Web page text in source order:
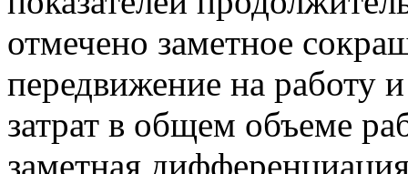
отмечено заметное
передвижение на работу
затрат в общем объеме
заметная